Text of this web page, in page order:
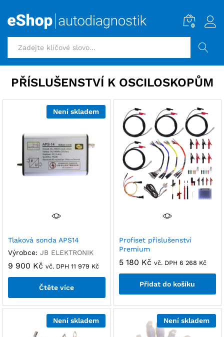
0
PŘÍSLUŠENSTVÍ K OSCILOSKOPŮM
Není skladem
Tlaková sonda APS14
Výrobce: JB ELEKTRONIK
9 900 Kč vč. DPH 11 979 Kč
Čtěte více
Profiset příslušenství
Premium
5 180 Kč vč. DPH 6 268 Kč
Přidat do košíku
Není skladem Není skladem